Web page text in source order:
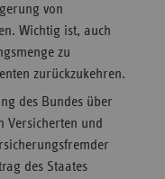
von
Wichtig ist, auch
zu
zurückzukehren.
des Bundes über
Versicherten und
des Staates